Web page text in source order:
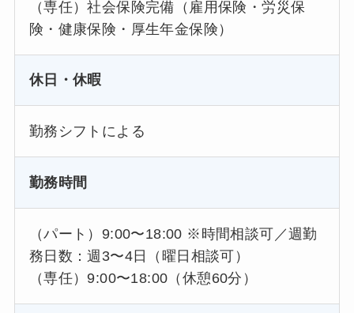
（専任）社会保険完備（雇用保険・労災保
険・健康保険・厚生年金保険）
休日・休暇
勤務シフトによる
勤務時間
（パート）9:00〜18:00 ※時間相談可／週勤
務日数：週3〜4日（曜日相談可）
（専任）9:00〜18:00（休憩60分）